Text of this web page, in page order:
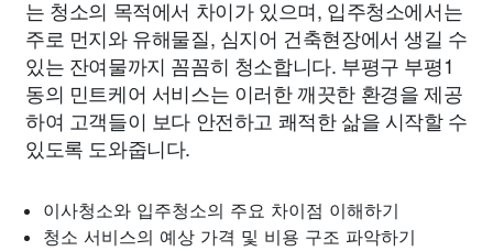
는 청소의 목적에서 차이가 있으며, 입주청소에서는
주로 먼지와 유해물질, 심지어 건축현장에서 생길 수
있는 잔여물까지 꼼꼼히 청소합니다. 부평구 부평1
동의 민트케어 서비스는 이러한 깨끗한 환경을 제공
하여 고객들이 보다 안전하고 쾌적한 삶을 시작할 수
있도록 도와줍니다.
이사청소와 입주청소의 주요 차이점 이해하기
청소 서비스의 예상 가격 및 비용 구조 파악하기